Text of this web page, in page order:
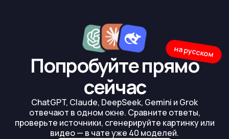
Попробуйте прямо
сейчас
на русском
ChatGPT, Claude, DeepSeek, Gemini и Grok
отвечают в одном окне. Сравните ответы,
проверьте источники, сгенерируйте картинку или
видео — в чате уже 40 моделей.